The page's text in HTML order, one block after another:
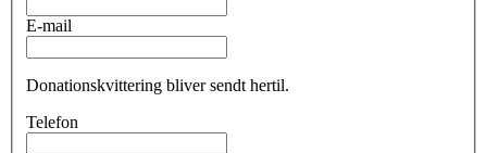
E-mail
Donationskvittering bliver sendt hertil.
Telefon